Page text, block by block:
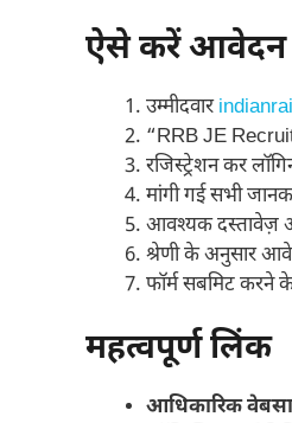
ऐसे करें आवेदन
उम्मीदवार
“RRB JE
रजिस्ट्रेशन कर
मांगी गई सभी
आवश्यक दस्तावेज़
श्रेणी के अनुसार
फॉर्म सबमिट करने
महत्वपूर्ण लिंक
आधिकारिक